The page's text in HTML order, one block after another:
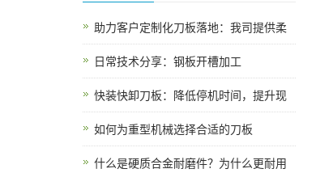
助力客户定制化刀板落地：我司提供柔
日常技术分享：钢板开槽加工
快装快卸刀板：降低停机时间，提升现
如何为重型机械选择合适的刀板
什么是硬质合金耐磨件？为什么更耐用